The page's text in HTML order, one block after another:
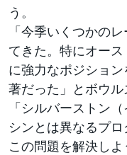
う。
「今季いくつかの
てきた。特にオー
に強力なポジショ
著だった」とボウル
「シルバーストン
シンとは異なるプロ
この問題を解決し